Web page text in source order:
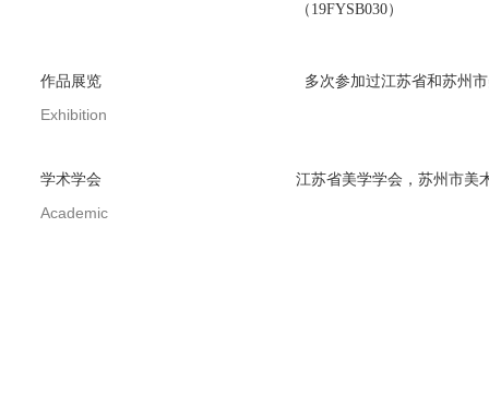
（ 19FYSB030）
作品展览
Exhibition
多次参加过江苏省和苏州
学术学会
Academic
江苏省美学学会，苏州市美